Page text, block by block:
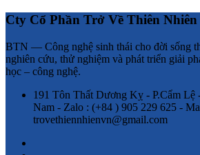
Cty Cổ Phần Trở Về Thiên Nhiên
BTN — Công nghệ sinh thái cho đời sống
nghiên cứu, thử nghiệm và phát triển giải
học – công nghệ.
191 Tôn Thất Dương Kỵ - P.Cẩm
Nam - Zalo : (+84 ) 905 229 625 -
trovethiennhienvn@gmail.com